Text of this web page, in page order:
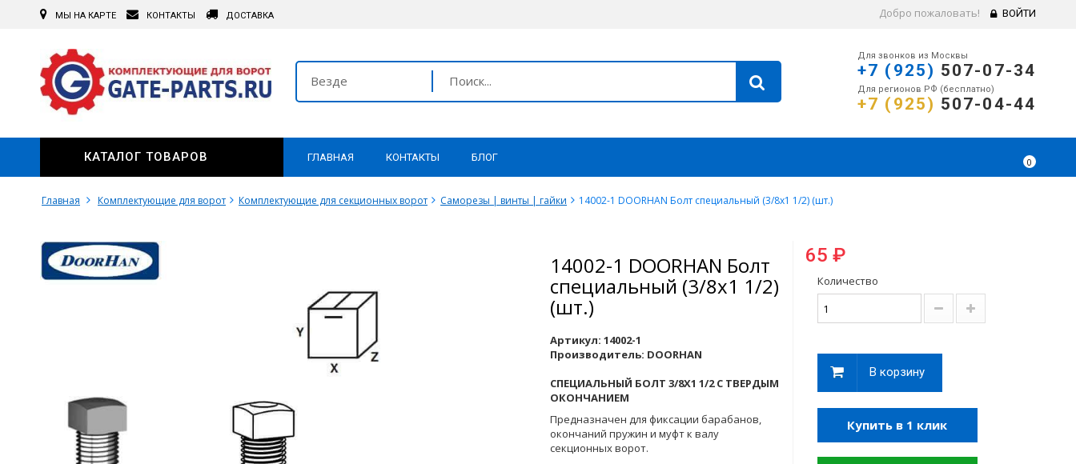
Добро пожаловать! ВОЙТИ
МЫ НА КАРТЕ КОНТАКТЫ ДОСТАВКА
Везде
Для звонков из Москвы
+7 (925) 507-07-34
Для регионов РФ (бесплатно)
+7 (925) 507-04-44
0
ГЛАВНАЯ КОНТАКТЫ БЛОГ
КАТАЛОГ ТОВАРОВ
Главная Комплектующие для ворот Комплектующие для секционных ворот Саморезы | винты | гайки 14002-1 DOORHAN Болт специальный (3/8х1 1/2) (шт.)
14002-1 DOORHAN Болт
специальный (3/8х1 1/2)
(шт.)
Артикул: 14002-1
Производитель: DOORHAN
СПЕЦИАЛЬНЫЙ БОЛТ 3/8Х1 1/2 С ТВЕРДЫМ
ОКОНЧАНИЕМ
Предназначен для фиксации барабанов,
окончаний пружин и муфт к валу
секционных ворот.
65 ₽
Количество
В корзину
Купить в 1 клик